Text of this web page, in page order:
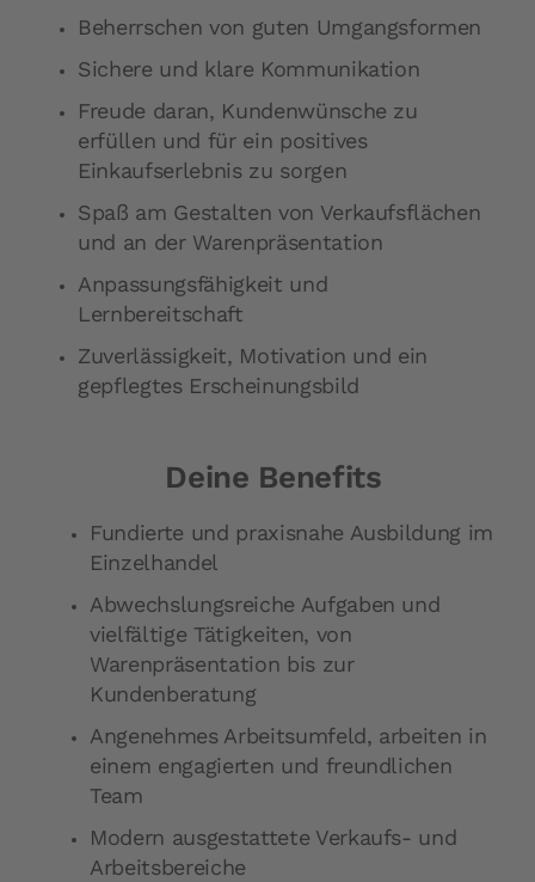
Beherrschen von guten Umgangsformen
Sichere und klare Kommunikation
Freude daran, Kundenwünsche zu
erfüllen und für ein positives
Einkaufserlebnis zu sorgen
Spaß am Gestalten von Verkaufsflächen
und an der Warenpräsentation
Anpassungsfähigkeit und
Lernbereitschaft
Zuverlässigkeit, Motivation und ein
gepflegtes Erscheinungsbild
Deine Benefits
Fundierte und praxisnahe Ausbildung im
Einzelhandel
Abwechslungsreiche Aufgaben und
vielfältige Tätigkeiten, von
Warenpräsentation bis zur
Kundenberatung
Angenehmes Arbeitsumfeld, arbeiten in
einem engagierten und freundlichen
Team
Modern ausgestattete Verkaufs- und
Arbeitsbereiche